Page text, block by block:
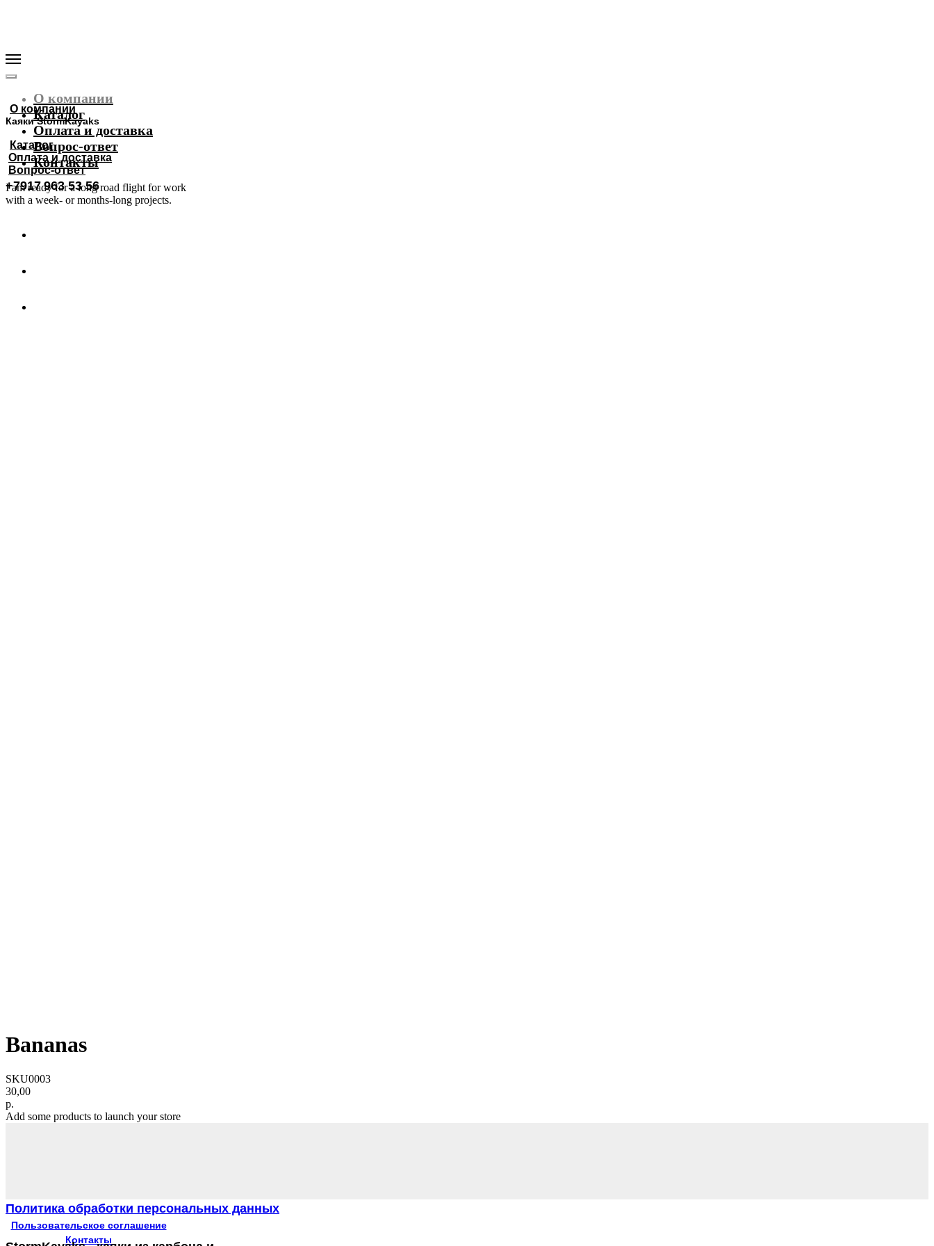
О компании
Каяки StormKayaks
Каталог
Оплата и доставка
Вопрос-ответ
+7917 963 53 56
О компании
Каталог
Оплата и доставка
Вопрос-ответ
Контакты
I am ready for a long road flight for work
with a week- or months-long projects.
Bananas
SKU0003
30,00
р.
Add some products to launch your store
Политика обработки персональных данных
Пользовательское соглашение
Контакты